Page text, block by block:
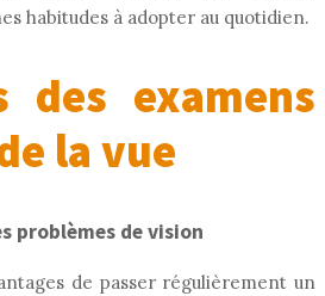
habitudes à adopter au quotidien.
des examens
la vue
problèmes de vision
de passer régulièrement un